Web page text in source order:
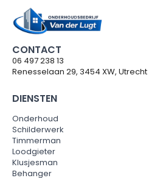
CONTACT
06 497 238 13
Renesselaan 29, 3454 XW, Utrecht
DIENSTEN
Onderhoud
Schilderwerk
Timmerman
Loodgieter
Klusjesman
Behanger